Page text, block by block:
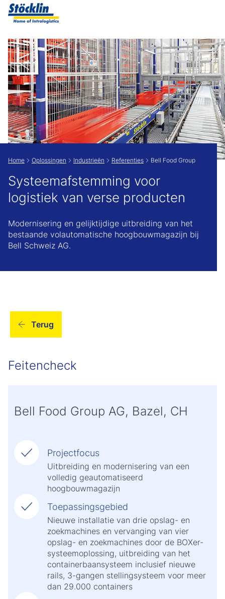
Show convenient version of this site
Don't show this message again
Home Oplossingen Industrieën Referenties Bell Food Group
Systeemafstemming voor
logistiek van verse producten
Modernisering en gelijktijdige uitbreiding van het
bestaande volautomatische hoogbouwmagazijn bij
Bell Schweiz AG.
Terug
Feitencheck
Bell Food Group AG, Bazel, CH
Projectfocus
Uitbreiding en modernisering van een
volledig geautomatiseerd
hoogbouwmagazijn
Toepassingsgebied
Nieuwe installatie van drie opslag- en
zoekmachines en vervanging van vier
opslag- en zoekmachines door de BOXer-
systeemoplossing, uitbreiding van het
containerbaansysteem inclusief nieuwe
rails, 3-gangen stellingsysteem voor meer
dan 29.000 containers